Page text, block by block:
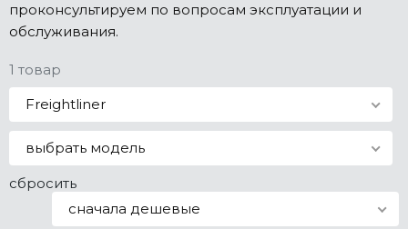
проконсультируем по вопросам эксплуатации и
обслуживания.
1 товар
Freightliner
выбрать модель
сбросить
сначала дешевые